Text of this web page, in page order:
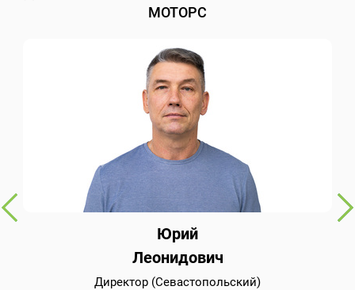
МОТОРС
Юрий
Леонидович
Директор (Севастопольский)